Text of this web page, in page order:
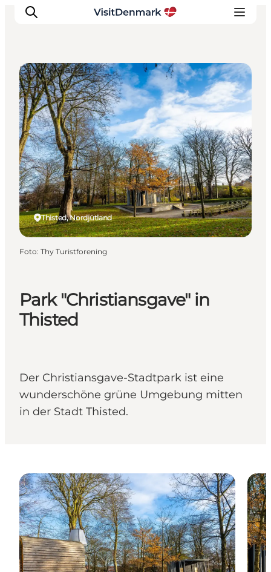
Inspiration
Regionen
Erlebnisse
Unterkünfte
Reiseplanung
Park "Christiansgave" in
Thisted
Der Christiansgave-Stadtpark ist eine
wunderschöne grüne Umgebung mitten
in der Stadt Thisted.
Thisted, Nordjütland
Parks & Gärten
Foto: Thy Turistforening